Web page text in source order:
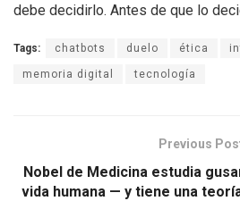
debe decidirlo. Antes de que lo
Tags: chatbots duelo ética
memoria digital tecnología
Previous
Nobel de Medicina estudia
vida humana — y tiene una